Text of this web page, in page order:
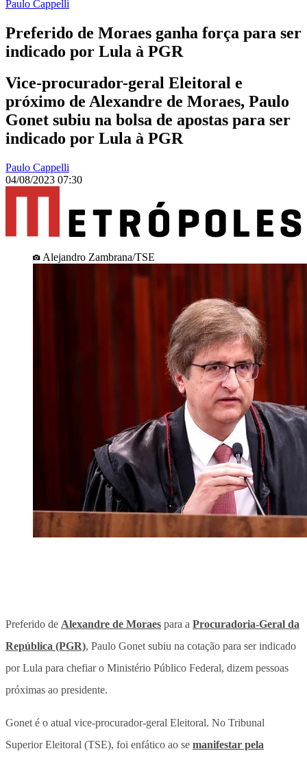
Paulo Cappelli
Preferido de Moraes ganha força para ser
indicado por Lula à PGR
Vice-procurador-geral Eleitoral e
próximo de Alexandre de Moraes, Paulo
Gonet subiu na bolsa de apostas para ser
indicado por Lula à PGR
Paulo Cappelli
04/08/2023 07:30
Alejandro Zambrana/TSE
Preferido de Alexandre de Moraes para a Procuradoria-Geral da
República (PGR), Paulo Gonet subiu na cotação para ser indicado
por Lula para chefiar o Ministério Público Federal, dizem pessoas
próximas ao presidente.
Gonet é o atual vice-procurador-geral Eleitoral. No Tribunal
Superior Eleitoral (TSE), foi enfático ao se manifestar pela